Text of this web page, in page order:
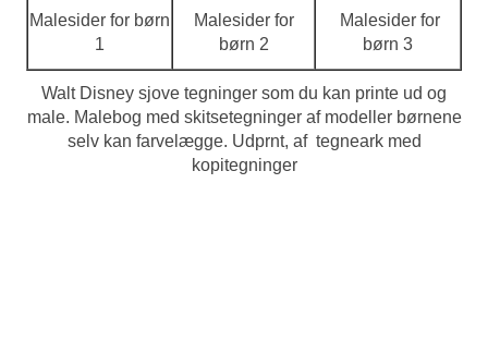
Malesider for børn
1
Malesider for
børn 2
Malesider for
børn 3
Walt Disney sjove tegninger som du kan printe ud og
male. Malebog med skitsetegninger af modeller børnene
selv kan farvelægge. Udprnt, af tegneark med
kopitegninger